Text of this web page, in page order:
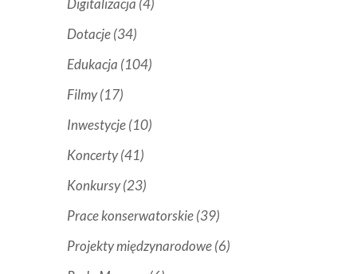
Digitalizacja (4)
Dotacje(34)
Edukacja (104)
Filmy(17)
Inwestycje(10)
Koncerty(41)
Konkursy(23)
Prace konserwatorskie(39)
Projekty międzynarodowe(6)